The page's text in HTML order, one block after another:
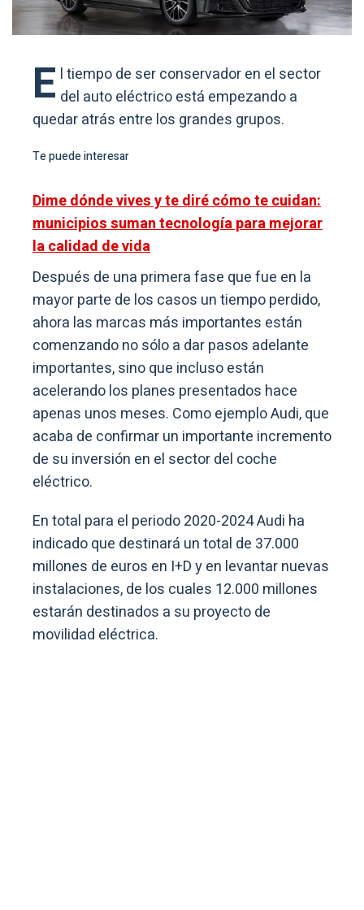
E l tiempo de ser conservador en el sector
del auto eléctrico está empezando a
quedar atrás entre los grandes grupos.
Te puede interesar
Dime dónde vives y te diré cómo te cuidan:
municipios suman tecnología para mejorar
la calidad de vida
Después de una primera fase que fue en la
mayor parte de los casos un tiempo perdido,
ahora las marcas más importantes están
comenzando no sólo a dar pasos adelante
importantes, sino que incluso están
acelerando los planes presentados hace
apenas unos meses. Como ejemplo Audi, que
acaba de confirmar un importante incremento
de su inversión en el sector del coche
eléctrico.
En total para el periodo 2020-2024 Audi ha
indicado que destinará un total de 37.000
millones de euros en I+D y en levantar nuevas
instalaciones, de los cuales 12.000 millones
estarán destinados a su proyecto de
movilidad eléctrica.